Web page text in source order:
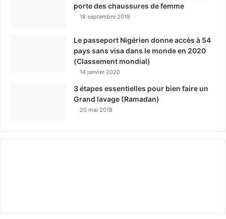
porte des chaussures de femme
18 septembre 2019
Le passeport Nigérien donne accès à 54
pays sans visa dans le monde en 2020
(Classement mondial)
14 janvier 2020
3 étapes essentielles pour bien faire un
Grand lavage (Ramadan)
20 mai 2018